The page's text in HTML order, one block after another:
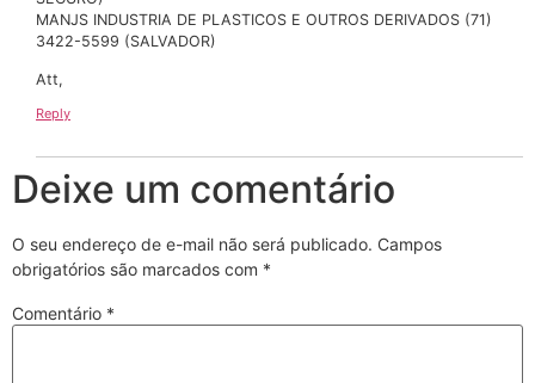
MANJS INDUSTRIA DE PLASTICOS E OUTROS DERIVADOS (71)
3422-5599 (SALVADOR)
Att,
Reply
Deixe um comentário
O seu endereço de e-mail não será publicado. Campos
obrigatórios são marcados com *
Comentário *